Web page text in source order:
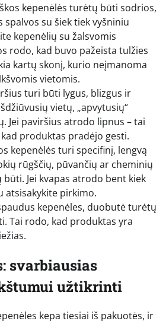
kepenėlės turėtų būti sodrios,
su šiek tiek vyšniniu
kepenėlių su žalsvomis
rodo, kad buvo pažeista tulžies
kartų skonį, kurio neįmanoma
vietomis.
turi būti lygus, blizgus ir
vietų, „apvytusių“
Jei paviršius atrodo lipnus – tai
produktas pradėjo gesti.
kepenėlės turi specifinį, lengvą
rūgščių, pūvančių ar cheminių
Jei kvapas atrodo bent kiek
atsisakykite pirkimo.
kepenėles, duobutė turėtų
Tai rodo, kad produktas yra
svarbiausias
užtikrinti
kepa tiesiai iš pakuotės, ir